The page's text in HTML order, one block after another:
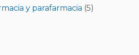
y parafarmacia (5)